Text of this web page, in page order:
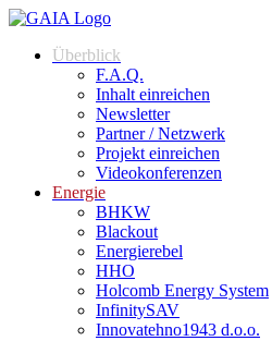
Überblick
F.A.Q.
Inhalt einreichen
Newsletter
Partner / Netzwerk
Projekt einreichen
Videokonferenzen
Energie
BHKW
Blackout
Energierebel
HHO
Holcomb Energy System
InfinitySAV
Innovatehno1943 d.o.o.